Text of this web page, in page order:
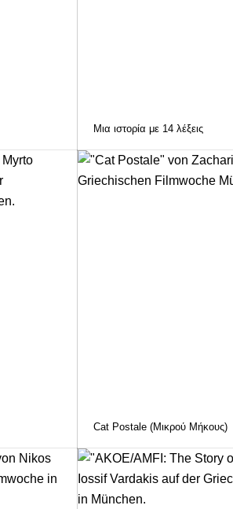
Μια ιστορία με 14 λέξεις
Cat Postale (Μικρού Μήκους)